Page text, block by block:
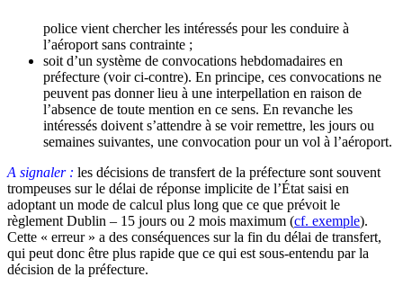
police vient chercher les intéressés pour les conduire à
l’aéroport sans contrainte ;
soit d’un système de convocations hebdomadaires en
préfecture (voir ci-contre). En principe, ces convocations ne
peuvent pas donner lieu à une interpellation en raison de
l’absence de toute mention en ce sens. En revanche les
intéressés doivent s’attendre à se voir remettre, les jours ou
semaines suivantes, une convocation pour un vol à l’aéroport.
A signaler : les décisions de transfert de la préfecture sont souvent
trompeuses sur le délai de réponse implicite de l’État saisi en
adoptant un mode de calcul plus long que ce que prévoit le
règlement Dublin – 15 jours ou 2 mois maximum (cf. exemple).
Cette « erreur » a des conséquences sur la fin du délai de transfert,
qui peut donc être plus rapide que ce qui est sous-entendu par la
décision de la préfecture.